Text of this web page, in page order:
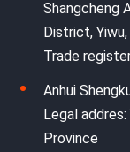
Shangcheng
District,
Trade
Anhui
Legal
Province